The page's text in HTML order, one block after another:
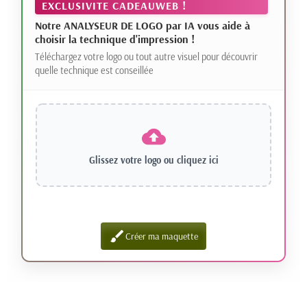
EXCLUSIVITE CADEAUWEB !
Notre ANALYSEUR DE LOGO par IA vous aide à
choisir la technique d'impression !
Téléchargez votre logo ou tout autre visuel pour découvrir
quelle technique est conseillée
Glissez votre logo ou cliquez ici
brushCréer ma maquette